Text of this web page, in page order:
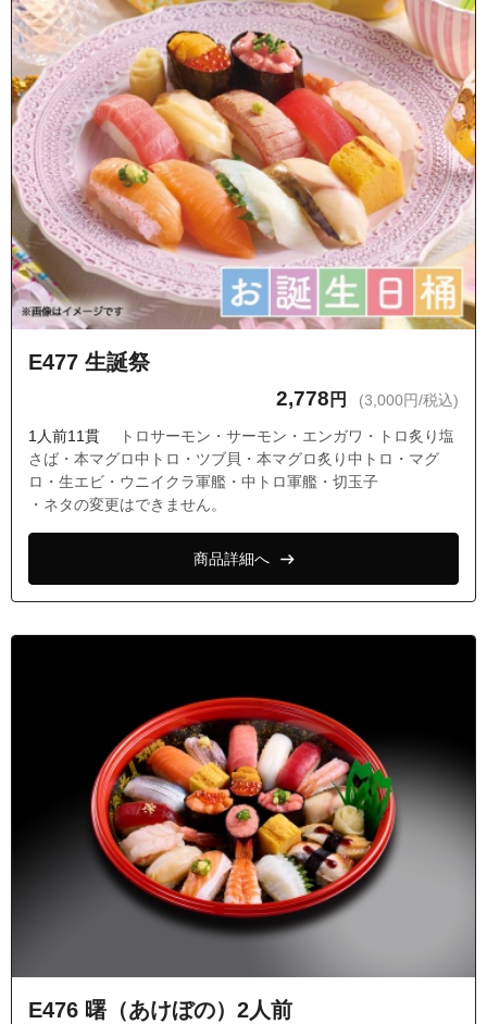
E477 生誕祭
2,778 円 (3,000円/税込)
1人前11貫
トロサーモン・サーモン・エンガワ・トロ炙り塩
さば・本マグロ中トロ・ツブ貝・本マグロ炙り中トロ・マグ
ロ・生エビ・ウニイクラ軍艦・中トロ軍艦・切玉子
・ネタの変更はできません。
商品詳細へ
E476 曙（あけぼの）2人前